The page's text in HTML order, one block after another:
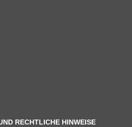
RECHTLICHE HINWEISE